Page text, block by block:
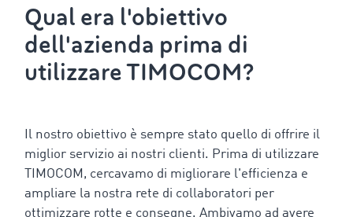
Qual era l'obiettivo
dell'azienda prima di
utilizzare TIMOCOM?
Il nostro obiettivo è sempre stato quello di offrire il
miglior servizio ai nostri clienti. Prima di utilizzare
TIMOCOM, cercavamo di migliorare l'efficienza e
ampliare la nostra rete di collaboratori per
ottimizzare rotte e consegne. Ambivamo ad avere